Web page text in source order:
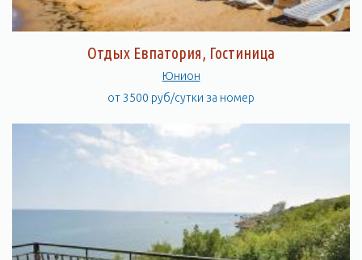
Отдых Евпатория, Гостиница
Юнион
от 3500 руб/сутки за номер